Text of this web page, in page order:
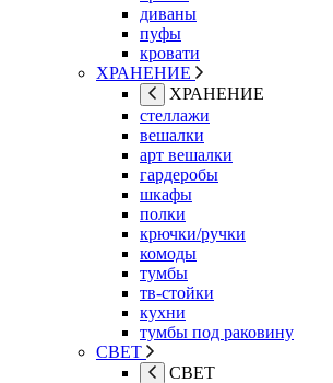
диваны
пуфы
кровати
ХРАНЕНИЕ
ХРАНЕНИЕ
стеллажи
вешалки
арт вешалки
гардеробы
шкафы
полки
крючки/ручки
комоды
тумбы
тв-стойки
кухни
тумбы под раковину
СВЕТ
СВЕТ